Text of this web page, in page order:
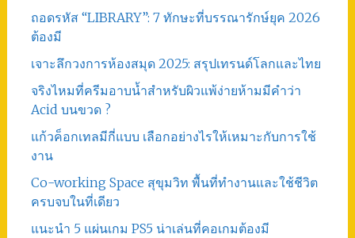
ถอดรหัส “LIBRARY”: 7 ทักษะที่บรรณารักษ์ยุค 2026
ต้องมี
เจาะลึกวงการห้องสมุด 2025: สรุปเทรนด์โลกและไทย
จริงไหมที่ครีมอาบน้ำสำหรับผิวแพ้ง่ายห้ามมีคำว่า
Acid บนขวด ?
แก้วค็อกเทลมีกี่แบบ เลือกอย่างไรให้เหมาะกับการใช้
งาน
Co-working Space สุขุมวิท พื้นที่ทำงานและใช้ชีวิต
ครบจบในที่เดียว
แนะนำ 5 แผ่นเกม PS5 น่าเล่นที่คอเกมต้องมี